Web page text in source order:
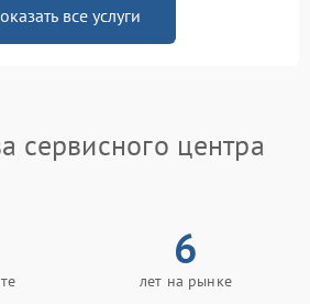
все услуги
сервисного центра
6
лет на рынке